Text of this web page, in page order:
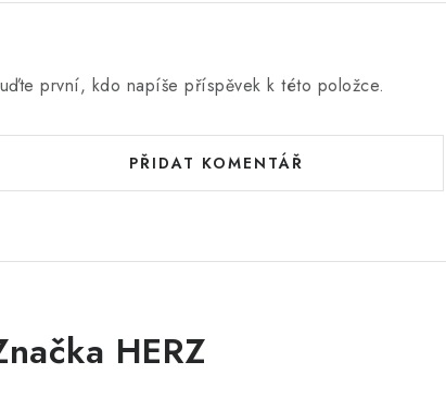
první, kdo napíše příspěvek k této položce.
PŘIDAT KOMENTÁŘ
HERZ